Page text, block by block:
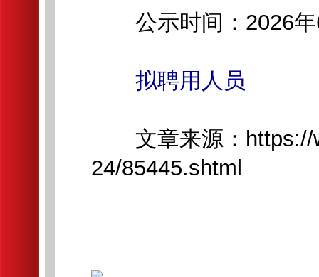
公示时间：2026年6
拟聘用人员
文章来源：https://
24/85445.shtml